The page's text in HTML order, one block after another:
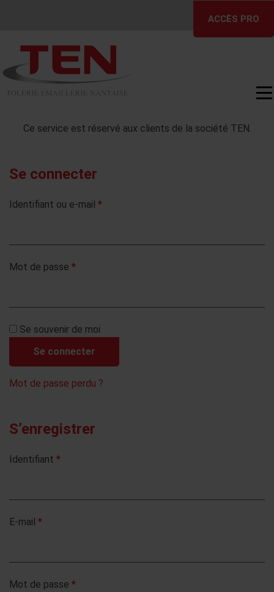
ACCÈS PRO
Ce service est réservé aux clients de la société TEN.
Se connecter
Identifiant ou e-mail *
Mot de passe *
Se souvenir de moi
Se connecter
Mot de passe perdu ?
S’enregistrer
Identifiant *
E-mail *
Mot de passe *